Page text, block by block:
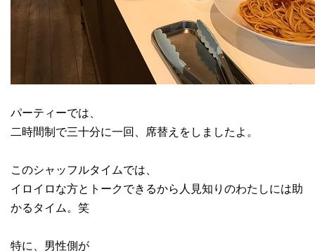
パーティーでは、
二時間制で三十分に一回、席替えをしましたよ。
このシャッフルタイムでは、
イロイロな方とトークできるから人見知りのわたしには助
かるタイム。笑
特に、男性側が